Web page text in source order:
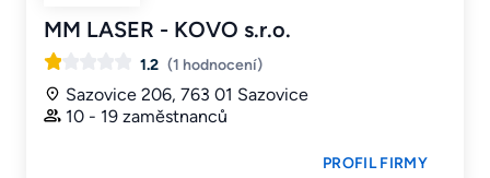
MM LASER - KOVO s.r.o.
1.2 (1 hodnocení)
Sazovice 206, 763 01 Sazovice
10 - 19 zaměstnanců
PROFIL FIRMY